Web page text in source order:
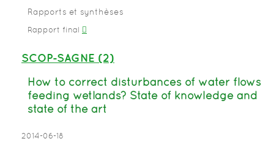
Rapports et synthèses
Rapport final
SCOP-SAGNE (2)
How to correct disturbances of water flows
feeding wetlands? State of knowledge and
state of the art
2014-06-18